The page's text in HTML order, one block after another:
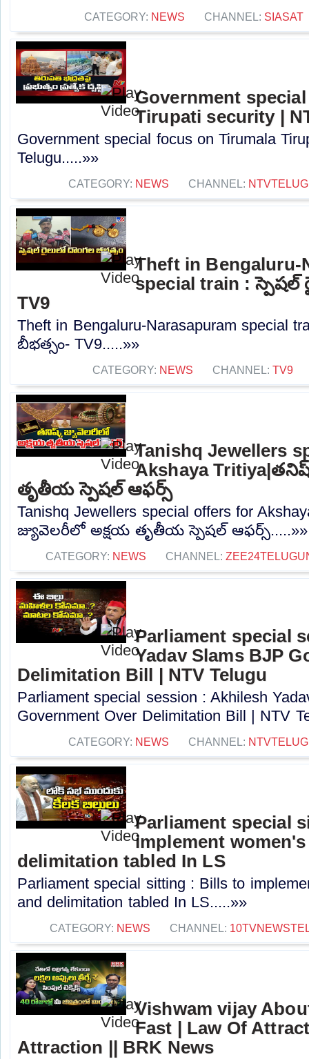
CATEGORY: NEWS CHANNEL: SIASAT
Government
Tirupati security |
Government special focus on Tirumala
Telugu.....»»
CATEGORY: NEWS CHANNEL:
Theft in Bengaluru-
special train : స్పెషల్
TV9
Theft in Bengaluru-Narasapuram special
బీభత్సం- TV9.....»»
CATEGORY: NEWS CHANNEL: TV9
Tanishq Jewellers
Akshaya
తృతీయ స్పెషల్ ఆఫర్స్
Tanishq Jewellers special offers for
జ్యువెలరీలో అక్షయ తృతీయ స్పెషల్ ఆఫర్స్.....»»
CATEGORY: NEWS CHANNEL:
Parliament special
Yadav Slams BJP
Delimitation Bill | NTV Telugu
Parliament special session : Akhilesh
Government Over Delimitation Bill | NTV
CATEGORY: NEWS CHANNEL:
Parliament special
implement
delimitation tabled In LS
Parliament special sitting : Bills to
and delimitation tabled In LS.....»»
CATEGORY: NEWS CHANNEL:
Vishwam vijay
Fast | Law Of
Attraction || BRK News